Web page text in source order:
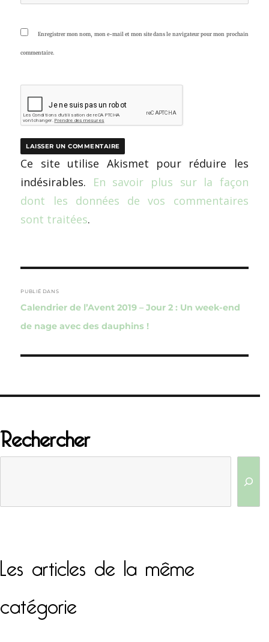
Enregistrer mon nom, mon e-mail et mon site dans le navigateur pour mon prochain
commentaire.
Ce site utilise Akismet pour réduire les
indésirables. En savoir plus sur la façon
dont les données de vos commentaires
sont traitées.
de
l’article
PUBLIÉ DANS
Calendrier de l’Avent 2019 – Jour 2 : Un week-end
de nage avec des dauphins !
Rechercher
Les articles de la même
catégorie